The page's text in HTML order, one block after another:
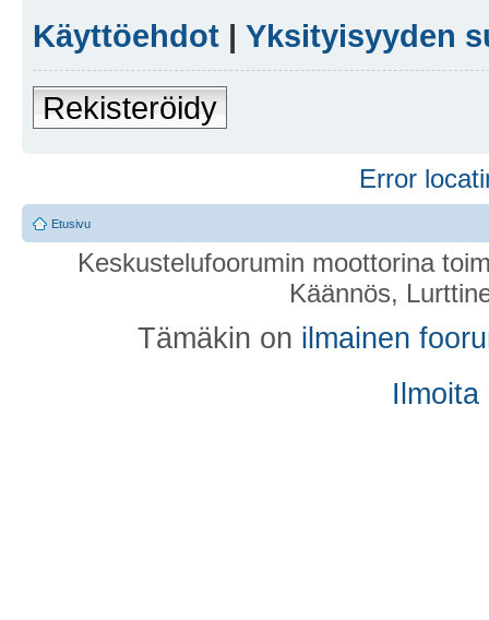
Käyttöehdot | Yksityisyyden
Rekisteröidy
Error
Etusivu
Keskustelufoorumin moottorina
Käännös,
Tämäkin on ilmainen